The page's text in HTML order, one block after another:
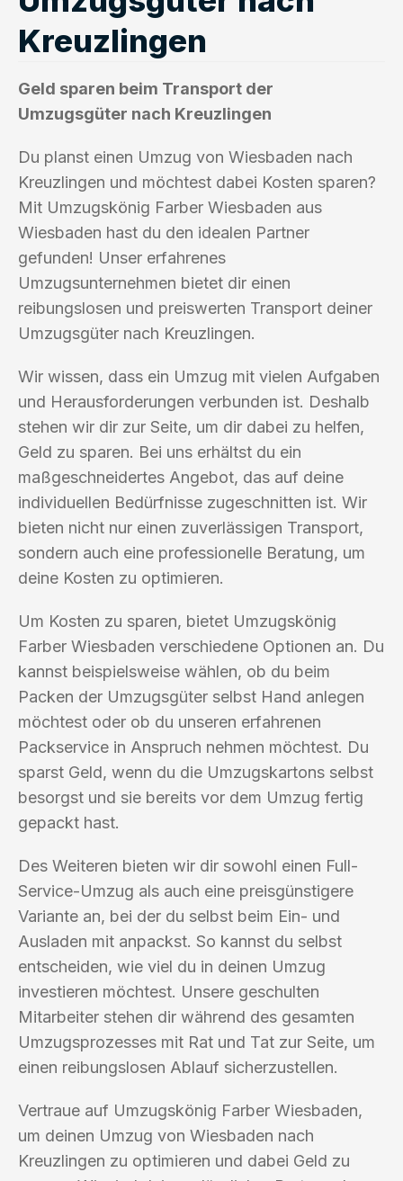
Kreuzlingen
Geld sparen beim Transport der
Umzugsgüter nach Kreuzlingen
Du planst einen Umzug von Wiesbaden nach
Kreuzlingen und möchtest dabei Kosten sparen?
Mit Umzugskönig Farber Wiesbaden aus
Wiesbaden hast du den idealen Partner
gefunden! Unser erfahrenes
Umzugsunternehmen bietet dir einen
reibungslosen und preiswerten Transport deiner
Umzugsgüter nach Kreuzlingen.
Wir wissen, dass ein Umzug mit vielen Aufgaben
und Herausforderungen verbunden ist. Deshalb
stehen wir dir zur Seite, um dir dabei zu helfen,
Geld zu sparen. Bei uns erhältst du ein
maßgeschneidertes Angebot, das auf deine
individuellen Bedürfnisse zugeschnitten ist. Wir
bieten nicht nur einen zuverlässigen Transport,
sondern auch eine professionelle Beratung, um
deine Kosten zu optimieren.
Um Kosten zu sparen, bietet Umzugskönig
Farber Wiesbaden verschiedene Optionen an. Du
kannst beispielsweise wählen, ob du beim
Packen der Umzugsgüter selbst Hand anlegen
möchtest oder ob du unseren erfahrenen
Packservice in Anspruch nehmen möchtest. Du
sparst Geld, wenn du die Umzugskartons selbst
besorgst und sie bereits vor dem Umzug fertig
gepackt hast.
Des Weiteren bieten wir dir sowohl einen Full-
Service-Umzug als auch eine preisgünstigere
Variante an, bei der du selbst beim Ein- und
Ausladen mit anpackst. So kannst du selbst
entscheiden, wie viel du in deinen Umzug
investieren möchtest. Unsere geschulten
Mitarbeiter stehen dir während des gesamten
Umzugsprozesses mit Rat und Tat zur Seite, um
einen reibungslosen Ablauf sicherzustellen.
Vertraue auf Umzugskönig Farber Wiesbaden,
um deinen Umzug von Wiesbaden nach
Kreuzlingen zu optimieren und dabei Geld zu